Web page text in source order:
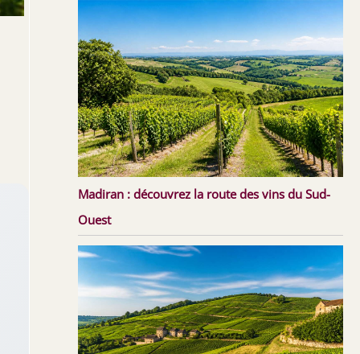
Madiran : découvrez la route des vins du Sud-
Ouest